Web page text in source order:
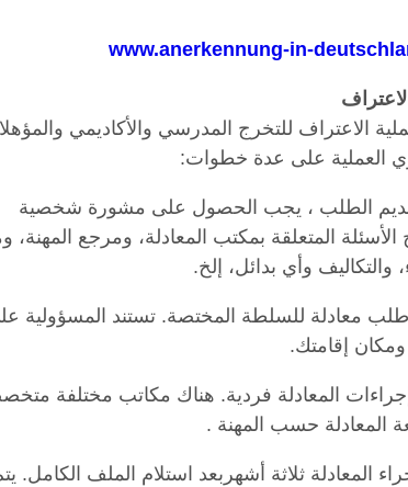
www.anerkennung-in-
الاعتراف للتخرج المدرسي والأكاديمي
العملية على عدة خطوات:
الطلب ، يجب الحصول على مشورة شخصية
الأسئلة المتعلقة بمكتب المعادلة، ومرجع المهنة،
والتكاليف وأي بدائل، إلخ.
معادلة للسلطة المختصة. تستند المسؤولية
إقامتك.
المعادلة فردية. هناك مكاتب مختلفة
المعادلة حسب المهنة .
المعادلة ثلاثة أشهربعد استلام الملف الكامل.